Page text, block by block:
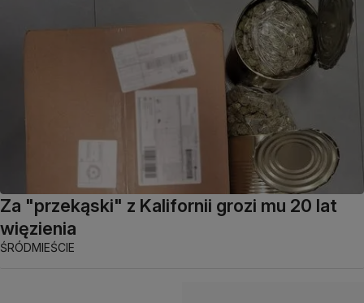
Za "przekąski" z Kalifornii grozi mu 20 lat
więzienia
ŚRÓDMIEŚCIE